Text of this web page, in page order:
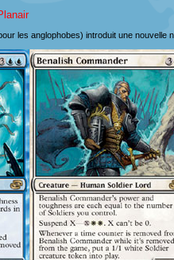
les anglophobes) introduit une nouvelle